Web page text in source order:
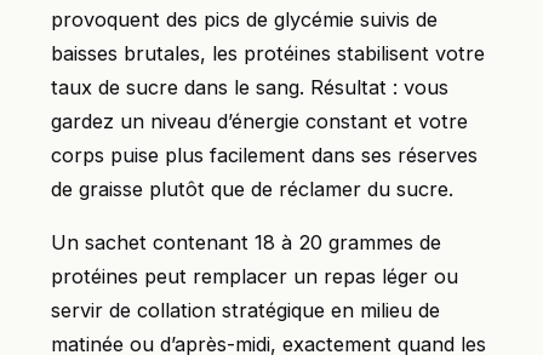
provoquent des pics de glycémie suivis de
baisses brutales, les protéines stabilisent votre
taux de sucre dans le sang. Résultat : vous
gardez un niveau d’énergie constant et votre
corps puise plus facilement dans ses réserves
de graisse plutôt que de réclamer du sucre.
Un sachet contenant 18 à 20 grammes de
protéines peut remplacer un repas léger ou
servir de collation stratégique en milieu de
matinée ou d’après-midi, exactement quand les